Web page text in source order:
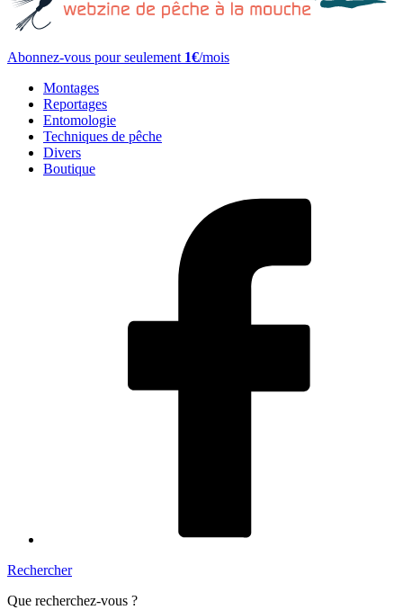
Abonnez-vous pour seulement 1€/mois
Montages
Reportages
Entomologie
Techniques de pêche
Divers
Boutique
Rechercher
Que recherchez-vous ?